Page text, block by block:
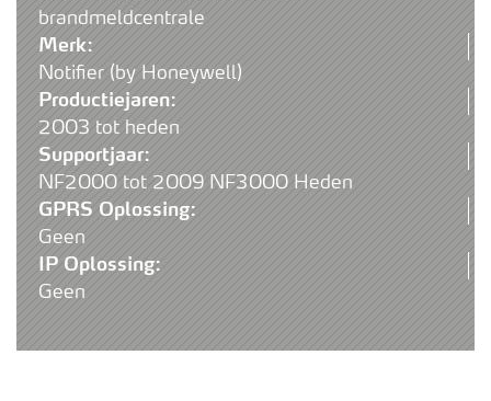
brandmeldcentrale
Merk:
Notifier (by Honeywell)
Productiejaren:
2003 tot heden
Supportjaar:
NF2000 tot 2009 NF3000 Heden
GPRS Oplossing:
Geen
IP Oplossing:
Geen